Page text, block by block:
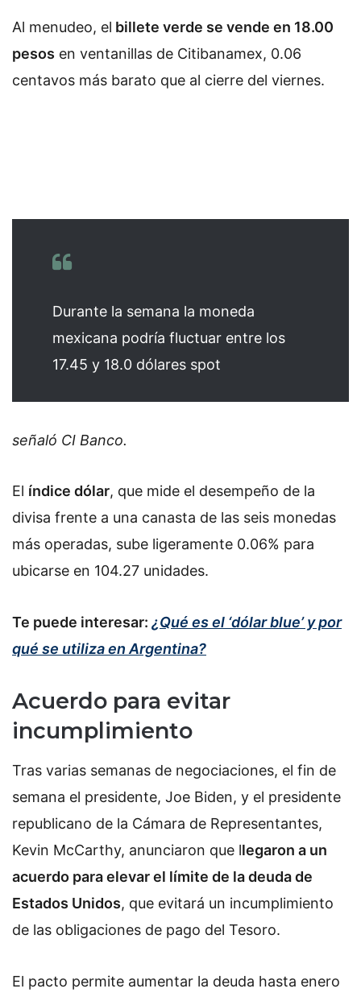
Al menudeo, el billete verde se vende en 18.00
pesos en ventanillas de Citibanamex, 0.06
centavos más barato que al cierre del viernes.
Durante la semana la moneda
mexicana podría fluctuar entre los
17.45 y 18.0 dólares spot
señaló CI Banco.
El índice dólar, que mide el desempeño de la
divisa frente a una canasta de las seis monedas
más operadas, sube ligeramente 0.06% para
ubicarse en 104.27 unidades.
Te puede interesar: ¿Qué es el ‘dólar blue’ y por
qué se utiliza en Argentina?
Acuerdo para evitar
incumplimiento
Tras varias semanas de negociaciones, el fin de
semana el presidente, Joe Biden, y el presidente
republicano de la Cámara de Representantes,
Kevin McCarthy, anunciaron que llegaron a un
acuerdo para elevar el límite de la deuda de
Estados Unidos, que evitará un incumplimiento
de las obligaciones de pago del Tesoro.
El pacto permite aumentar la deuda hasta enero